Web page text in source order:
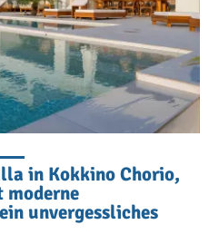
in Kokkino Chorio,
moderne
unvergessliches